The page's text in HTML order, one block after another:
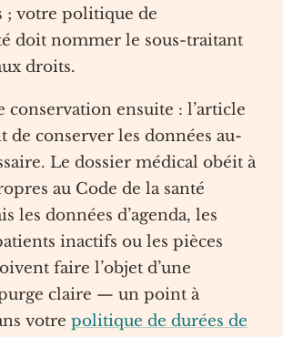
; votre politique de
doit nommer le sous-traitant
droits.
conservation ensuite : l’article
de conserver les données au-
Le dossier médical obéit à
au Code de la santé
les données d’agenda, les
inactifs ou les pièces
faire l’objet d’une
claire — un point à
votre politique de durées de